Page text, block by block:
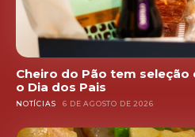
Cheiro do Pão tem seleção
o Dia dos Pais
NOTÍCIAS 6 DE AGOSTO DE 2026